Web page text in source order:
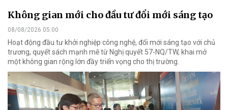
Không gian mới cho đầu tư đổi mới sáng tạo
08/08/2026 05:00
Hoạt động đầu tư khởi nghiệp công nghệ, đổi mới sáng tạo với chủ
trương, quyết sách mạnh mẽ từ Nghị quyết 57-NQ/TW, khai mở
một không gian rộng lớn đầy triển vọng cho thị trường.